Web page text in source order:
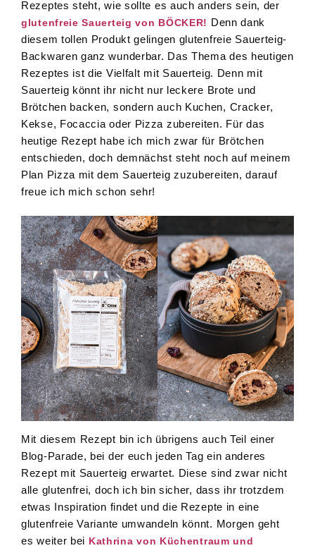
Rezeptes steht, wie sollte es auch anders sein, der
glutenfreie Sauerteig von BÖCKER! Denn dank
diesem tollen Produkt gelingen glutenfreie Sauerteig-
Backwaren ganz wunderbar. Das Thema des heutigen
Rezeptes ist die Vielfalt mit Sauerteig. Denn mit
Sauerteig könnt ihr nicht nur leckere Brote und
Brötchen backen, sondern auch Kuchen, Cracker,
Kekse, Focaccia oder Pizza zubereiten. Für das
heutige Rezept habe ich mich zwar für Brötchen
entschieden, doch demnächst steht noch auf meinem
Plan Pizza mit dem Sauerteig zuzubereiten, darauf
freue ich mich schon sehr!
Mit diesem Rezept bin ich übrigens auch Teil einer
Blog-Parade, bei der euch jeden Tag ein anderes
Rezept mit Sauerteig erwartet. Diese sind zwar nicht
alle glutenfrei, doch ich bin sicher, dass ihr trotzdem
etwas Inspiration findet und die Rezepte in eine
glutenfreie Variante umwandeln könnt. Morgen geht
es weiter bei Kathrina von Küchentraum und